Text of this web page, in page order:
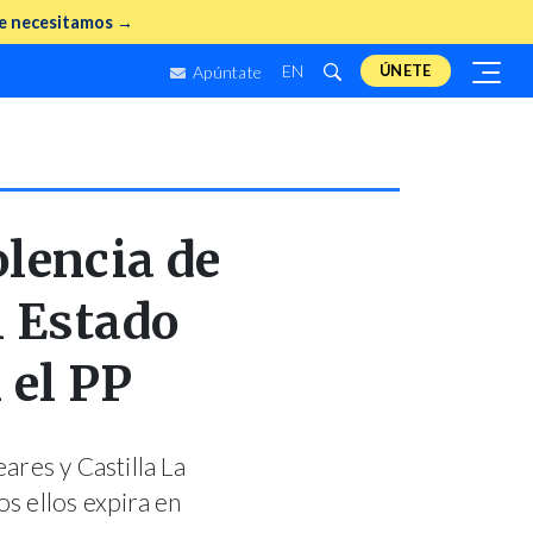
necesitamos →
Apúntate EN ÚNETE
de
Estado
PP
y Castilla La
ellos expira en